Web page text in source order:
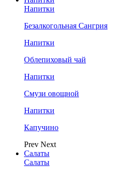
Напитки
Безалкогольная Сангрия
Напитки
Облепиховый чай
Напитки
Смузи овощной
Напитки
Капучино
Prev Next
Салаты
Салаты